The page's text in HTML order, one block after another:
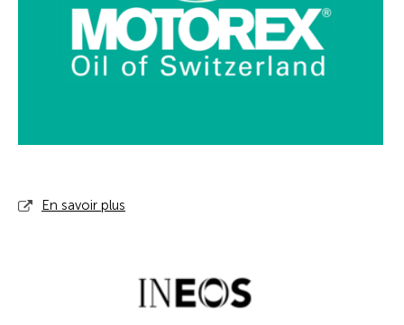
En savoir plus